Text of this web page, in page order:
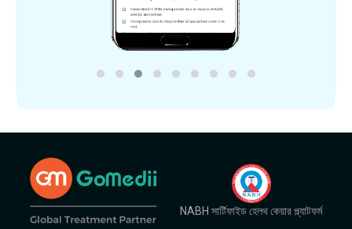
NABH সার্টিফাইড হেলথ কেয়ার প্ল্যাটফর্ম